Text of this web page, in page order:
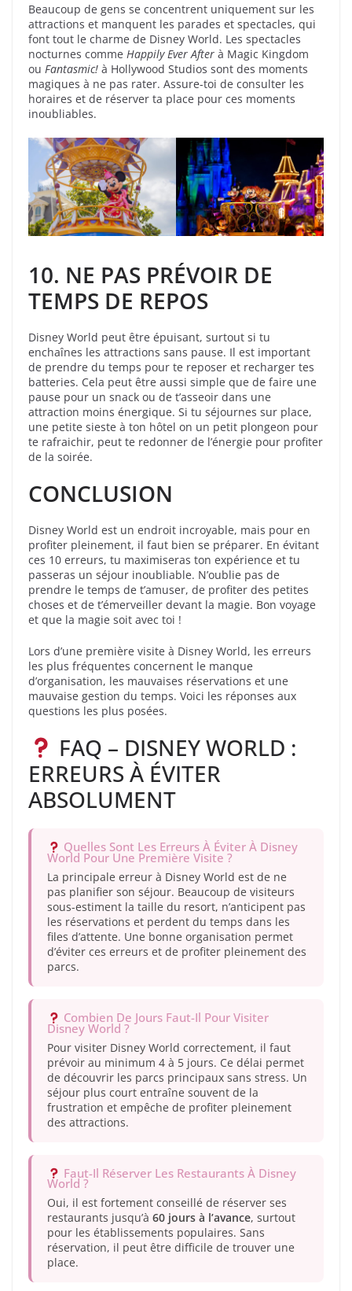
Beaucoup de gens se concentrent uniquement sur les
attractions et manquent les parades et spectacles, qui
font tout le charme de Disney World. Les spectacles
nocturnes comme Happily Ever After à Magic Kingdom
ou Fantasmic! à Hollywood Studios sont des moments
magiques à ne pas rater. Assure-toi de consulter les
horaires et de réserver ta place pour ces moments
inoubliables.
10. NE PAS PRÉVOIR DE
TEMPS DE REPOS
Disney World peut être épuisant, surtout si tu
enchaînes les attractions sans pause. Il est important
de prendre du temps pour te reposer et recharger tes
batteries. Cela peut être aussi simple que de faire une
pause pour un snack ou de t’asseoir dans une
attraction moins énergique. Si tu séjournes sur place,
une petite sieste à ton hôtel on un petit plongeon pour
te rafraichir, peut te redonner de l’énergie pour profiter
de la soirée.
CONCLUSION
Disney World est un endroit incroyable, mais pour en
profiter pleinement, il faut bien se préparer. En évitant
ces 10 erreurs, tu maximiseras ton expérience et tu
passeras un séjour inoubliable. N’oublie pas de
prendre le temps de t’amuser, de profiter des petites
choses et de t’émerveiller devant la magie. Bon voyage
et que la magie soit avec toi !
Lors d’une première visite à Disney World, les erreurs
les plus fréquentes concernent le manque
d’organisation, les mauvaises réservations et une
mauvaise gestion du temps. Voici les réponses aux
questions les plus posées.
FAQ – DISNEY WORLD :
ERREURS À ÉVITER
ABSOLUMENT
Quelles Sont Les Erreurs À Éviter À Disney
World Pour Une Première Visite ?
La principale erreur à Disney World est de ne
pas planifier son séjour. Beaucoup de visiteurs
sous-estiment la taille du resort, n’anticipent pas
les réservations et perdent du temps dans les
files d’attente. Une bonne organisation permet
d’éviter ces erreurs et de profiter pleinement des
parcs.
Combien De Jours Faut-Il Pour Visiter
Disney World ?
Pour visiter Disney World correctement, il faut
prévoir au minimum 4 à 5 jours. Ce délai permet
de découvrir les parcs principaux sans stress. Un
séjour plus court entraîne souvent de la
frustration et empêche de profiter pleinement
des attractions.
Faut-Il Réserver Les Restaurants À Disney
World ?
Oui, il est fortement conseillé de réserver ses
restaurants jusqu’à 60 jours à l’avance, surtout
pour les établissements populaires. Sans
réservation, il peut être difficile de trouver une
place.